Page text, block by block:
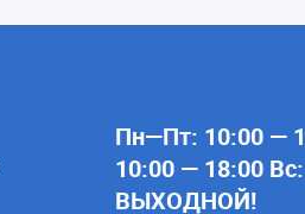
Пн—Пт: 10:00 —
10:00 — 18:00 Вс:
ВЫХОДНОЙ!